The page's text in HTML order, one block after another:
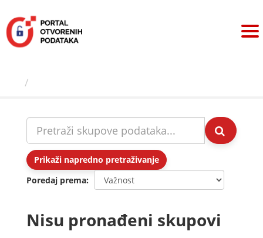
sadržaj
Prikaži napredno pretraživanje
Poredaj prema
Nisu pronađeni skupovi